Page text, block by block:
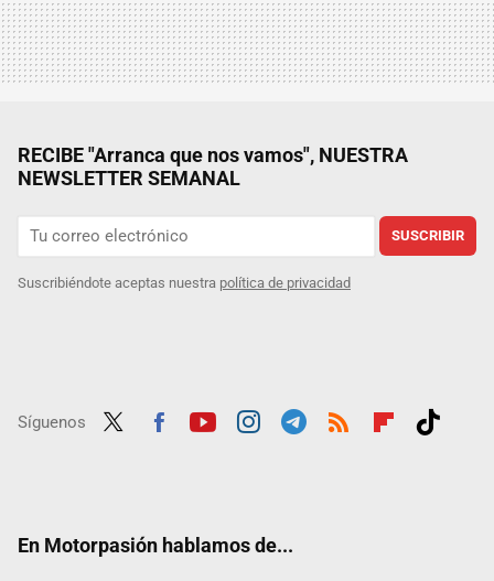
RECIBE "Arranca que nos vamos", NUESTRA
NEWSLETTER SEMANAL
SUSCRIBIR
Suscribiéndote aceptas nuestra política de privacidad
Síguenos
En Motorpasión hablamos de...